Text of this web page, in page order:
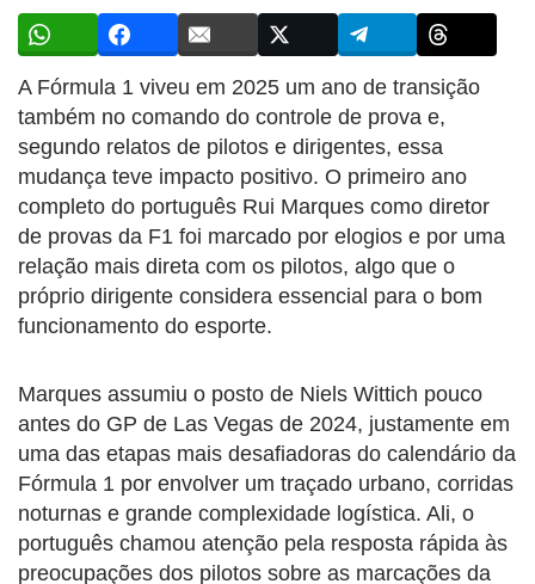
A Fórmula 1 viveu em 2025 um ano de transição
também no comando do controle de prova e,
segundo relatos de pilotos e dirigentes, essa
mudança teve impacto positivo. O primeiro ano
completo do português Rui Marques como diretor
de provas da F1 foi marcado por elogios e por uma
relação mais direta com os pilotos, algo que o
próprio dirigente considera essencial para o bom
funcionamento do esporte.
Marques assumiu o posto de Niels Wittich pouco
antes do GP de Las Vegas de 2024, justamente em
uma das etapas mais desafiadoras do calendário da
Fórmula 1 por envolver um traçado urbano, corridas
noturnas e grande complexidade logística. Ali, o
português chamou atenção pela resposta rápida às
preocupações dos pilotos sobre as marcações da